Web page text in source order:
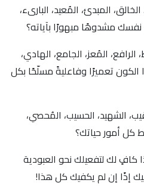
المبدئ، المُعيد، البارىء،
مشدوهًا مبهورًا بآياته؟
الرافع، المُعز، الجامع، الهادي،
الكون تعميرًا وفاعليةً مسلّحًا بكل
الشهيد، الحسيب، المُحصي،
أمور حياتك؟
لك لتفعيلك نحو العبودية
إذًا إن لم يكفيك كل هذا!